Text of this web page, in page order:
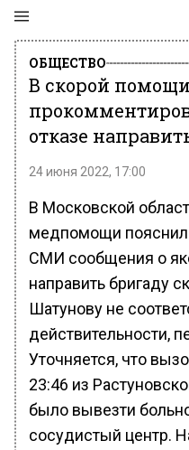
ОБЩЕСТВО
В скорой помощи
отказе
24 июня 2022, 17:00
В Московской
медпомощи
СМИ сообщения о
направить бригаду
Шатунову не
действительности,
Уточняется, что
23:46 из
было вывезти
сосудистый центр.